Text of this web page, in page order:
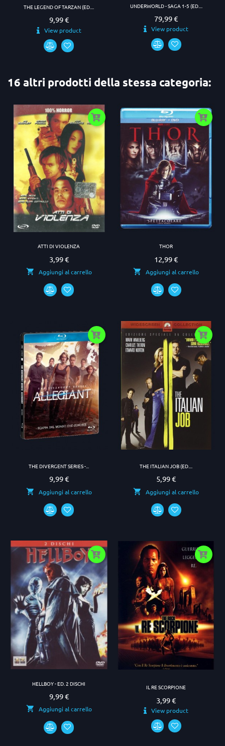
THE LEGEND OF TARZAN (ED....
Prezzo
9,99 €
View product
UNDERWORLD - SAGA 1-5 (ED....
Prezzo
79,99 €
View product
16 altri prodotti della stessa categoria:
ATTI DI VIOLENZA
Prezzo
3,99 €
Aggiungi al carrello
THOR
Prezzo
12,99 €
Aggiungi al carrello
THE DIVERGENT SERIES -...
Prezzo
9,99 €
Aggiungi al carrello
THE ITALIAN JOB (ED....
Prezzo
5,99 €
Aggiungi al carrello
HELLBOY - ED. 2 DISCHI
Prezzo
9,99 €
Aggiungi al carrello
IL RE SCORPIONE
Prezzo
3,99 €
View product